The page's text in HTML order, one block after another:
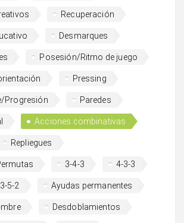
Recuperación
Desmarques
Posesión/Ritmo de juego
Pressing
Progresión Paredes
Acciones combinativas
Repliegues
3-4-3 4-3-3
3-5-2 Ayudas permanentes
Desdoblamientos